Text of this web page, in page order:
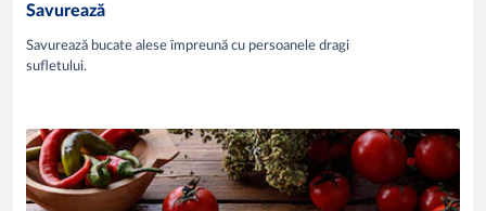
Savurează
Savurează bucate alese împreună cu persoanele dragi
sufletului.